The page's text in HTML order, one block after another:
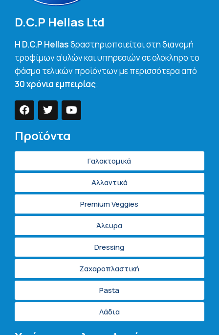
D.C.P Hellas Ltd
H D.C.P Hellasδραστηριοποιείται στη διανομή
τροφίμων α’υλών και υπηρεσιών σε ολόκληρο το
φάσμα τελικών προϊόντων με περισσότερα από
30 χρόνια εμπειρίας.
Προϊόντα
Γαλακτομικά
Αλλαντικά
Premium Veggies
Άλευρα
Dressing
Ζαχαροπλαστική
Pasta
Λάδια